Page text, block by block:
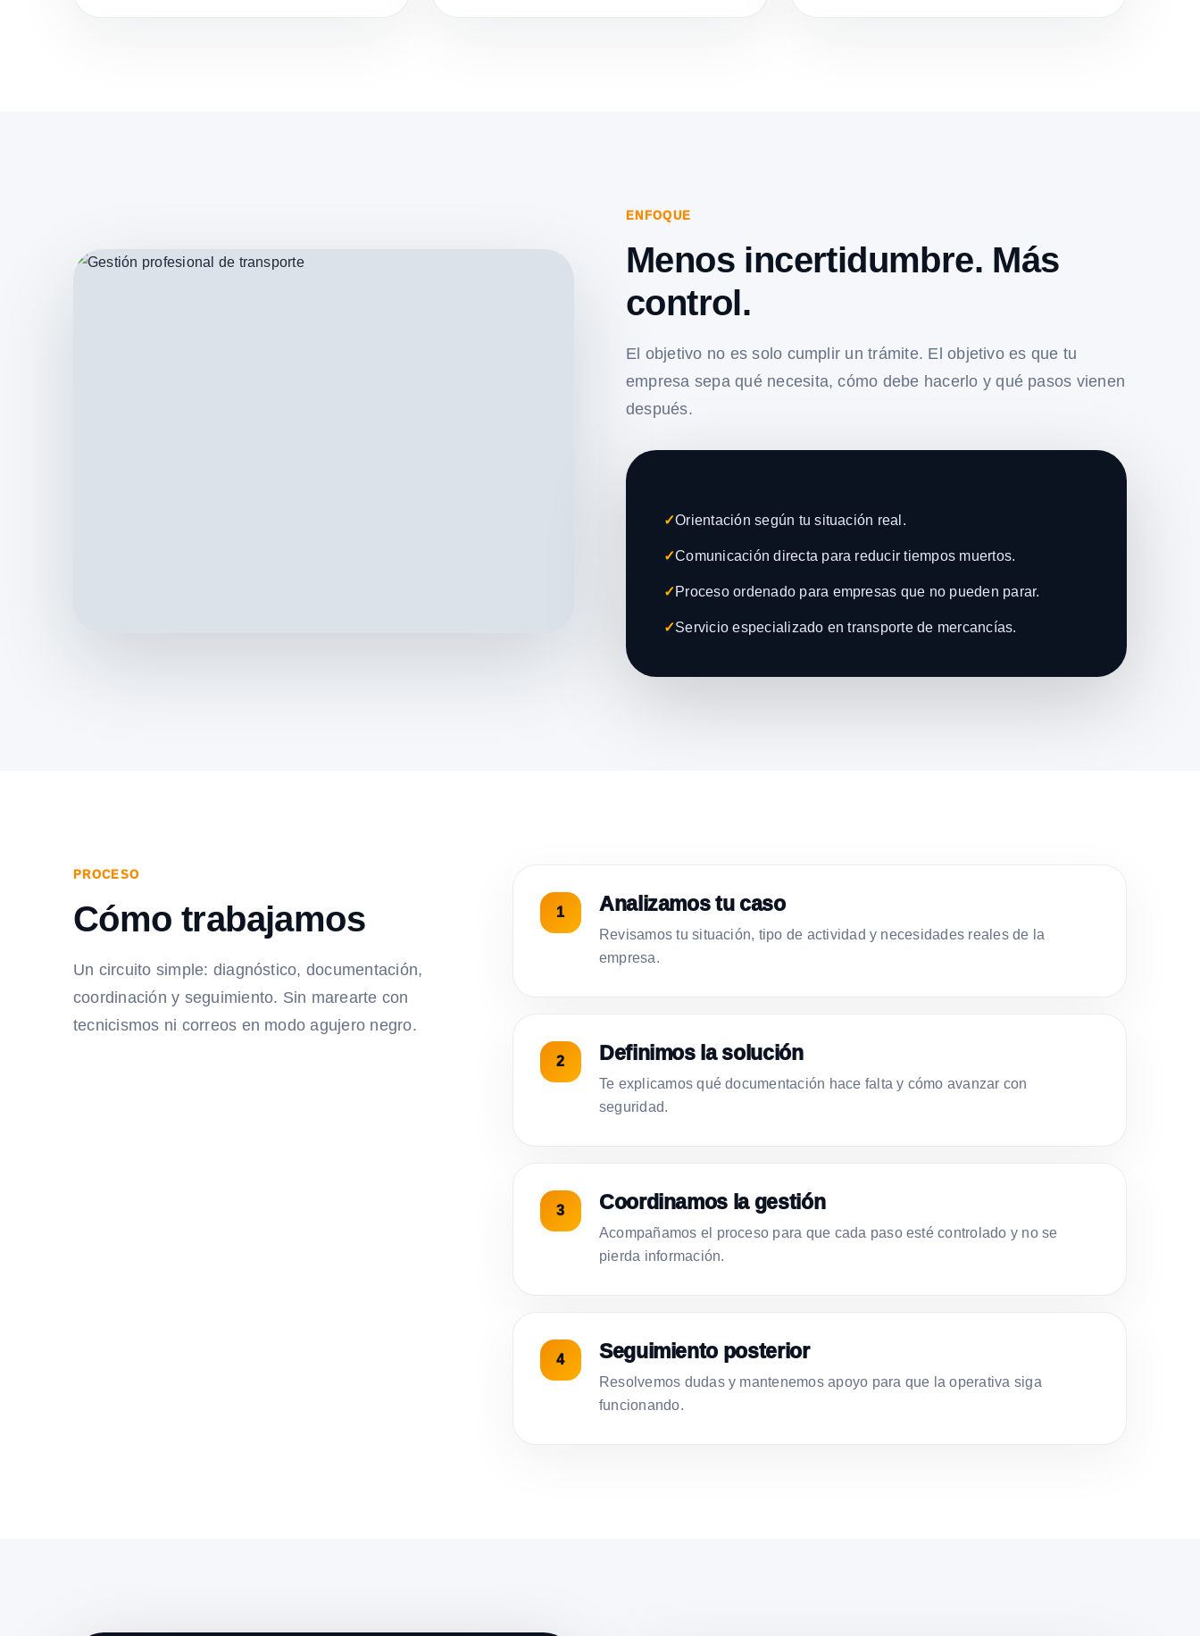
ENFOQUE
Menos incertidumbre. Más
control.
El objetivo no es solo cumplir un trámite. El objetivo es que tu
empresa sepa qué necesita, cómo debe hacerlo y qué pasos vienen
después.
✓Orientación según tu situación real.
✓Comunicación directa para reducir tiempos muertos.
✓Proceso ordenado para empresas que no pueden parar.
✓Servicio especializado en transporte de mercancías.
PROCESO
Cómo trabajamos
Un circuito simple: diagnóstico, documentación,
coordinación y seguimiento. Sin marearte con
tecnicismos ni correos en modo agujero negro.
Analizamos tu caso
Revisamos tu situación, tipo de actividad y necesidades reales de la
empresa.
Definimos la solución
Te explicamos qué documentación hace falta y cómo avanzar con
seguridad.
Coordinamos la gestión
Acompañamos el proceso para que cada paso esté controlado y no se
pierda información.
Seguimiento posterior
Resolvemos dudas y mantenemos apoyo para que la operativa siga
funcionando.